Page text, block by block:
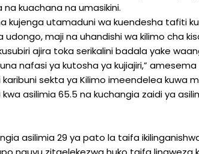
na kuachana na umasikini.
kujenga utamaduni wa kuendesha tafiti
maji na uhandishi wa kilimo cha
ajira toka serikalini badala yake
nafasi ya kutosha ya kujiajiri,” amesema
sekta ya Kilimo imeendelea kuwa
asilimia 65.5 na kuchangia zaidi ya
asilimia 29 ya pato la taifa